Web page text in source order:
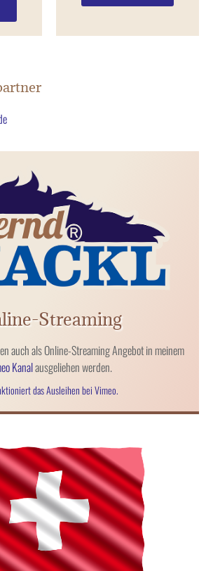
Streaming
auch als Online-Streaming Angebot in meinem
Kanalausgeliehen werden.
das Ausleihen bei Vimeo.